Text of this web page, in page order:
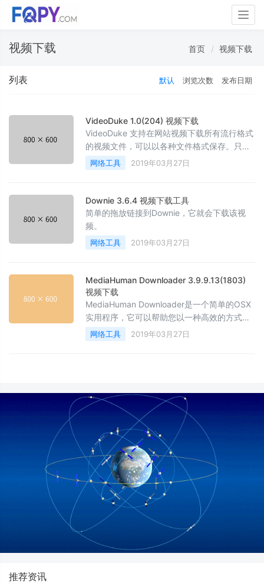
视频下载 首页 视频下载
列表 默认 浏览次数 发布日期
VideoDuke 1.0(204) 视频下载
VideoDuke 支持在网站视频下载所有流行格式
的视频文件，可以以各种文件格式保存。只需
将链接粘贴到应用中即可完成。
网络工具 2019年03月27日
Downie 3.6.4 视频下载工具
简单的拖放链接到Downie，它就会下载该视
频。
网络工具 2019年03月27日
MediaHuman Downloader 3.9.9.13(1803)
视频下载
MediaHuman Downloader是一个简单的OSX
实用程序，它可以帮助您以一种高效的方式处
理任务：可以同时处理多个视频，只能提取音
频，并且可以将歌曲发送到iTunes库。可用于
网络工具 2019年03月27日
推荐资讯